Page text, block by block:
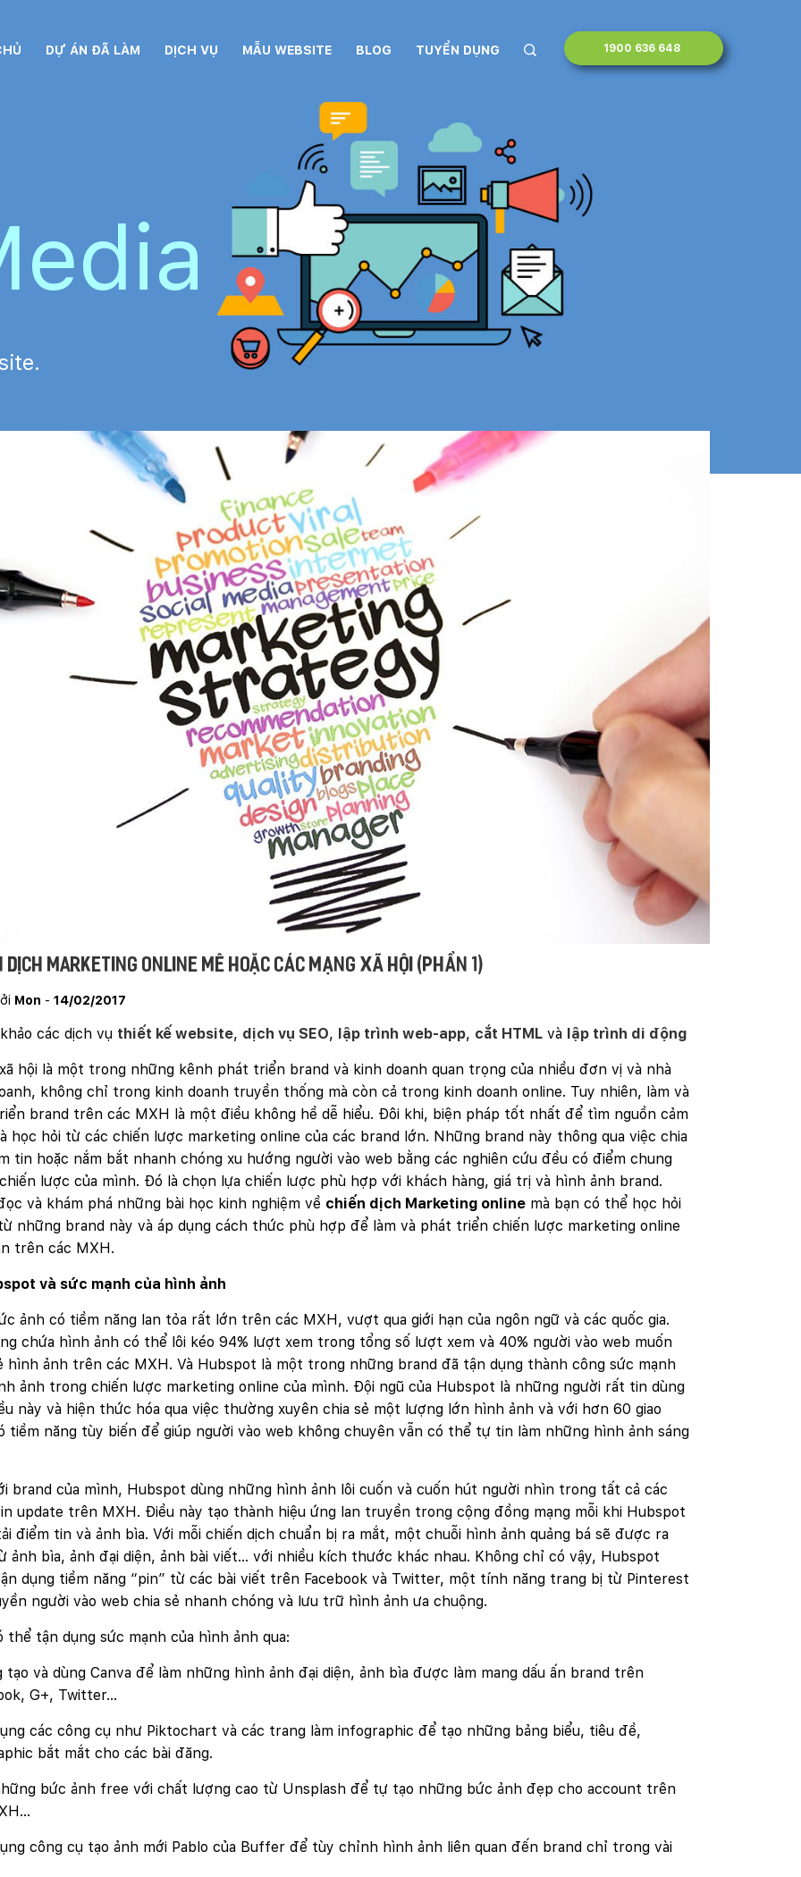
1900 636 648
DỰ ÁN ĐÃ LÀM DỊCH VỤ MẪU WEBSITE BLOG TUYỂN DỤNG
(Phần 1)
dịch Marketing Online mê hoặc các mạng xã hội (Phần 1)
Mon - 14/02/2017
các dịch vụ thiết kế website, dịch vụ SEO, lập trình web-app, cắt HTMLvà lập trình di động
hội là một trong những kênh phát triển brand và kinh doanh quan trọng của nhiều đơn vị và nhà
không chỉ trong kinh doanh truyền thống mà còn cả trong kinh doanh online. Tuy nhiên, làm và
brand trên các MXH là một điều không hề dễ hiểu. Đôi khi, biện pháp tốt nhất để tìm nguồn cảm
học hỏi từ các chiến lược marketing online của các brand lớn. Những brand này thông qua việc chia
tin hoặc nắm bắt nhanh chóng xu hướng người vào web bằng các nghiên cứu đều có điểm chung
lược của mình. Đó là chọn lựa chiến lược phù hợp với khách hàng, giá trị và hình ảnh brand.
và khám phá những bài học kinh nghiệm về chiến dịch Marketing onlinemà bạn có thể học hỏi
những brand này và áp dụng cách thức phù hợp để làm và phát triển chiến lược marketing online
trên các MXH.
và sức mạnh của hình ảnh
ảnh có tiềm năng lan tỏa rất lớn trên các MXH, vượt qua giới hạn của ngôn ngữ và các quốc gia.
chứa hình ảnh có thể lôi kéo 94% lượt xem trong tổng số lượt xem và 40% người vào web muốn
hình ảnh trên các MXH. Và Hubspot là một trong những brand đã tận dụng thành công sức mạnh
ảnh trong chiến lược marketing online của mình. Đội ngũ của Hubspot là những người rất tin dùng
này và hiện thức hóa qua việc thường xuyên chia sẻ một lượng lớn hình ảnh và với hơn 60 giao
tiềm năng tùy biến để giúp người vào web không chuyên vẫn có thể tự tin làm những hình ảnh sáng
brand của mình, Hubspot dùng những hình ảnh lôi cuốn và cuốn hút người nhìn trong tất cả các
update trên MXH. Điều này tạo thành hiệu ứng lan truyền trong cộng đồng mạng mỗi khi Hubspot
điểm tin và ảnh bìa. Với mỗi chiến dịch chuẩn bị ra mắt, một chuỗi hình ảnh quảng bá sẽ được ra
ảnh bìa, ảnh đại diện, ảnh bài viết… với nhiều kích thước khác nhau. Không chỉ có vậy, Hubspot
dụng tiềm năng “pin” từ các bài viết trên Facebook và Twitter, một tính năng trang bị từ Pinterest
người vào web chia sẻ nhanh chóng và lưu trữ hình ảnh ưa chuộng.
thể tận dụng sức mạnh của hình ảnh qua:
tạo và dùng Canva để làm những hình ảnh đại diện, ảnh bìa được làm mang dấu ấn brand trên
G+, Twitter…
các công cụ như Piktochart và các trang làm infographic để tạo những bảng biểu, tiêu đề,
bắt mắt cho các bài đăng.
bức ảnh free với chất lượng cao từ Unsplash để tự tạo những bức ảnh đẹp cho account trên
công cụ tạo ảnh mới Pablo của Buffer để tùy chỉnh hình ảnh liên quan đến brand chỉ trong vài